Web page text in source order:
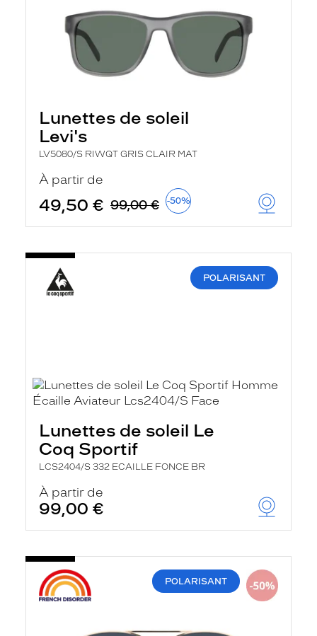
Lunettes de soleil
Levi's
LV5080/S RIWQT GRIS CLAIR MAT
À partir de
49,50 € 99,00 € -50%
POLARISANT
Lunettes de soleil Le
Coq Sportif
LCS2404/S 332 ECAILLE FONCE BR
À partir de
99,00 €
POLARISANT